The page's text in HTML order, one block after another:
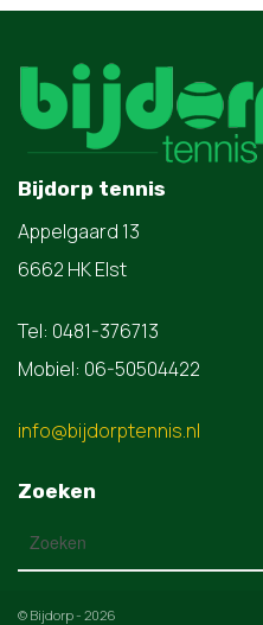
Bijdorp tennis
Appelgaard 13
6662 HK Elst
Tel: 0481-376713
Mobiel: 06-50504422
info@bijdorptennis.nl
Zoeken
© Bijdorp - 2026